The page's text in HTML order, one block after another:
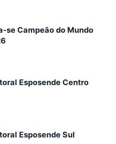
se Campeão do Mundo
Esposende Centro
Esposende Sul